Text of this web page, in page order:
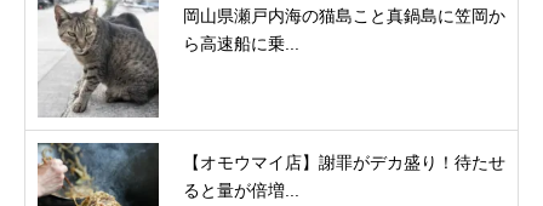
岡山県瀬戸内海の猫島こと真鍋島に笠岡か
ら高速船に乗...
【オモウマイ店】謝罪がデカ盛り！待たせ
ると量が倍増...